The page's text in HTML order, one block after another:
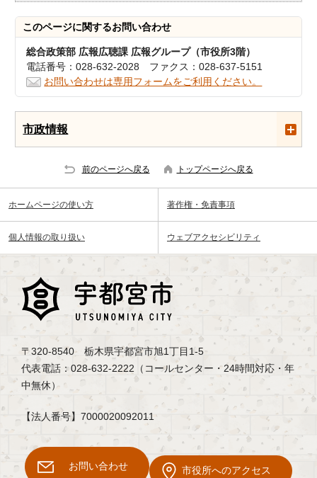
このページに関するお問い合わせ
総合政策部 広報広聴課 広報グループ（市役所3階）
電話番号：028-632-2028 ファクス：028-637-5151
お問い合わせは専用フォームをご利用ください。
市政情報
前のページへ戻る トップページへ戻る
ホームページの使い方 著作権・免責事項
個人情報の取り扱い ウェブアクセシビリティ
〒320-8540 栃木県宇都宮市旭1丁目1-5
代表電話：028-632-2222（コールセンター・24時間対応・年
中無休）
【法人番号】7000020092011
お問い合わせ 市役所へのアクセス